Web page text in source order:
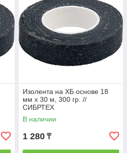
Изолента на ХБ основе 18
мм х 30 м, 300 гр. //
СИБРТЕХ
В наличии
1 280 ₸